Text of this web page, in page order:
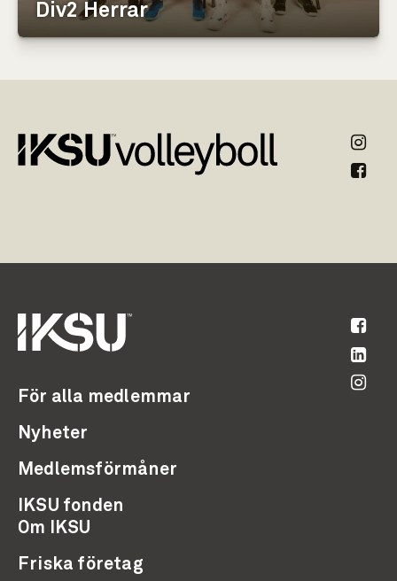
Div2 Herrar
För alla medlemmar
Nyheter
Medlemsförmåner
IKSU fonden
Om IKSU
Friska företag